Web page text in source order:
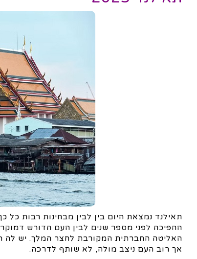
תאילנד נמצאת היום בין לבין מבחינות רבות
ההפיכה לפני מספר שנים לבין העם הדורש
האליטה החברתית המקורבת לחצר המלך. יש לה
אך רוב העם ניצב מולה, לא שותף לדרכה.